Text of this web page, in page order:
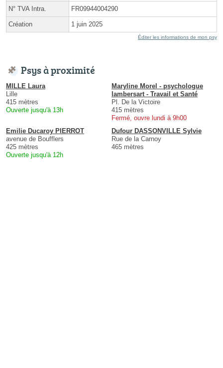
N° TVA Intra. FR09944004290
Création 1 juin 2025
Éditer les informations de mon psy
Psys à proximité
MILLE Laura
Lille
415 mètres
Ouverte jusqu'à 13h
Maryline Morel - psychologue
lambersart - Travail et Santé
Pl. De la Victoire
415 mètres
Fermé, ouvre lundi à 9h00
Emilie Ducaroy PIERROT
avenue de Boufflers
425 mètres
Ouverte jusqu'à 12h
Dufour DASSONVILLE Sylvie
Rue de la Carnoy
465 mètres